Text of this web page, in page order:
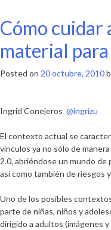
Cómo cuidar
material
Posted on 20 octubre, 2010
Ingrid Conejeros @ingrizu
El contexto actual se
vínculos ya no sólo de
2.0, abriéndose un mundo
así como también de riesgos
Uno de los posibles
parte de niñas, niños y
dirigido a adultos (imágenes